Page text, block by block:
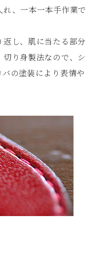
れ、⼀本⼀本⼿作業で
し、肌に当たる部分
り⾝製法なので、シ
の塗装により表情や